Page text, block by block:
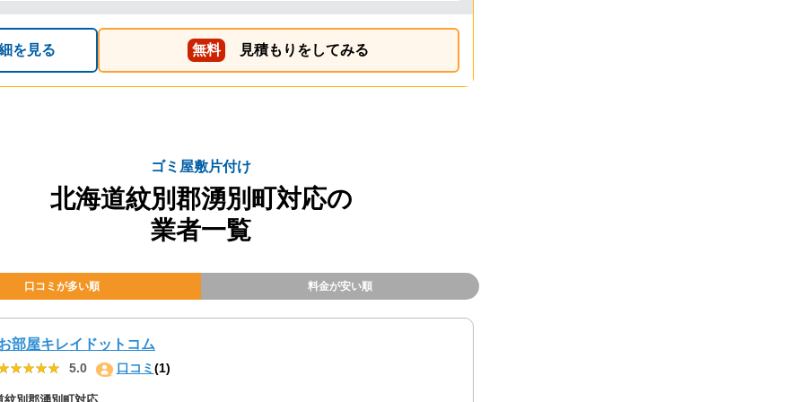
を見る 無料 見積もりをしてみる
ゴミ屋敷片付け
北海道紋別郡湧別町対応の
業者一覧
口コミが多い順 料金が安い順
部屋キレイドットコム
5.0 口コミ(1)